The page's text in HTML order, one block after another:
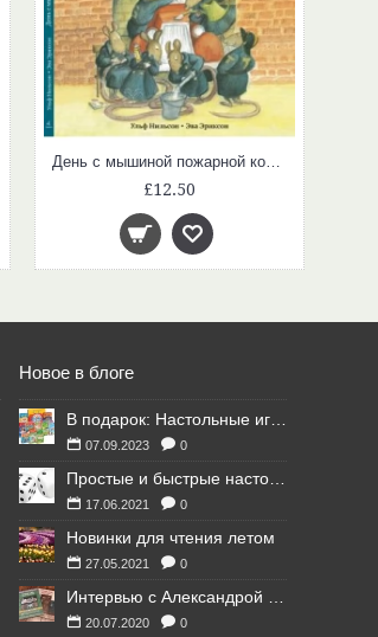
День с мышиной пожарной командой
£12.50
Новое в блоге
07.09.2023 0
17.06.2021 0
Новинки для чтения летом
27.05.2021 0
20.07.2020 0